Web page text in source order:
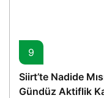
9
Siirt’te Nadide
Gündüz Aktiflik